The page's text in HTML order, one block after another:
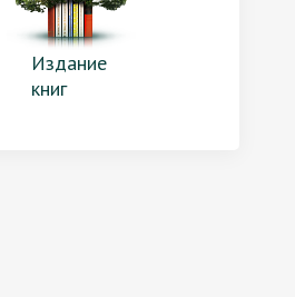
Издание
книг